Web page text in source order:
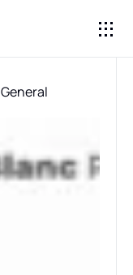
General